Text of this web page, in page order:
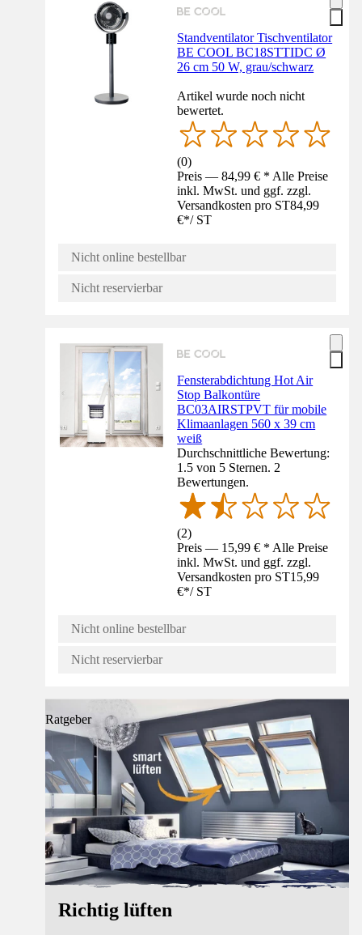
Standventilator Tischventilator
BE COOL BC18STTIDC Ø
26 cm 50 W, grau/schwarz
Artikel wurde noch nicht
bewertet.
(0)
Preis — 84,99 € * Alle Preise
inkl. MwSt. und ggf. zzgl.
Versandkosten pro ST84,99
€*/ ST
Nicht online bestellbar
Nicht reservierbar
Fensterabdichtung Hot Air
Stop Balkontüre
BC03AIRSTPVT für mobile
Klimaanlagen 560 x 39 cm
weiß
Durchschnittliche Bewertung:
1.5 von 5 Sternen. 2
Bewertungen.
(2)
Preis — 15,99 € * Alle Preise
inkl. MwSt. und ggf. zzgl.
Versandkosten pro ST15,99
€*/ ST
Nicht online bestellbar
Nicht reservierbar
Ratgeber
Richtig lüften